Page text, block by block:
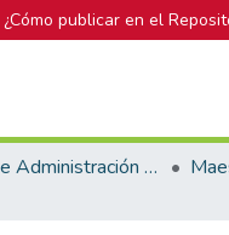
¿Cómo publicar en el
Escuela de Administración de Empresas